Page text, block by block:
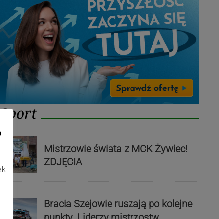
Sport
Mistrzowie świata z MCK Żywiec!
ZDJĘCIA
Bracia Szejowie ruszają po kolejne